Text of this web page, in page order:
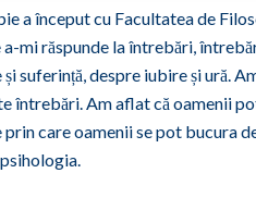
a început cu Facultatea de
mi răspunde la întrebări,
suferință, despre iubire și ură.
întrebări. Am aflat că oamenii
prin care oamenii se pot bucura